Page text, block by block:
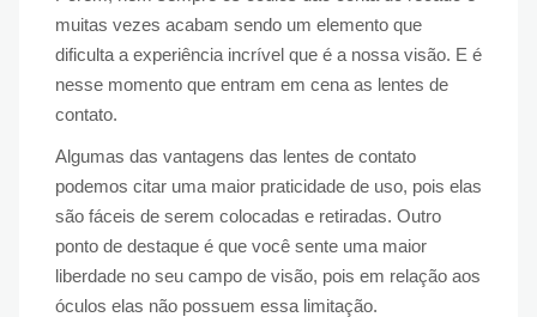
muitas vezes acabam sendo um elemento que
dificulta a experiência incrível que é a nossa visão. E é
nesse momento que entram em cena as lentes de
contato.
Algumas das vantagens das lentes de contato
podemos citar uma maior praticidade de uso, pois elas
são fáceis de serem colocadas e retiradas. Outro
ponto de destaque é que você sente uma maior
liberdade no seu campo de visão, pois em relação aos
óculos elas não possuem essa limitação.